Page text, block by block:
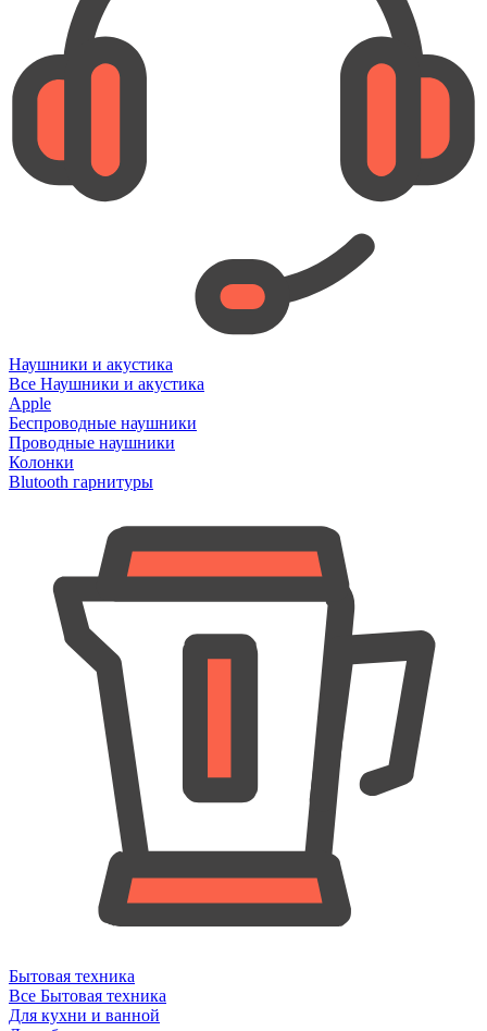
Наушники и акустика
Все Наушники и акустика
Apple
Беспроводные наушники
Проводные наушники
Колонки
Blutooth гарнитуры
Бытовая техника
Все Бытовая техника
Для кухни и ванной